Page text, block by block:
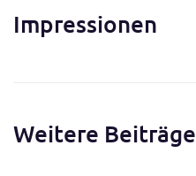
Impressionen
Weitere Beiträge